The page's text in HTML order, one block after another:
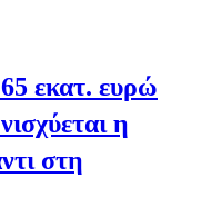
εκατ. ευρώ
η
στη